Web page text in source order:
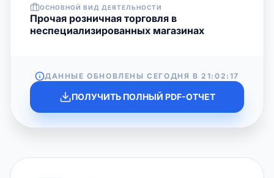
ОСНОВНОЙ ВИД ДЕЯТЕЛЬНОСТИ
Прочая розничная торговля в
неспециализированных магазинах
ДАННЫЕ ОБНОВЛЕНЫ СЕГОДНЯ В21:02:17
ПОЛУЧИТЬ ПОЛНЫЙ PDF-ОТЧЕТ